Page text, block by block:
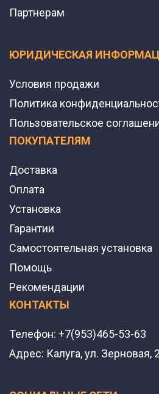
Партнерам
ЮРИДИЧЕСКАЯ
Условия продажи
Политика
Пользовательское
ПОКУПАТЕЛЯМ
Доставка
Оплата
Установка
Гарантии
Самостоятельная установка
Помощь
Рекомендации
КОНТАКТЫ
Телефон: +7(953)465-53-63
Адрес: Калуга, ул. Зерновая,